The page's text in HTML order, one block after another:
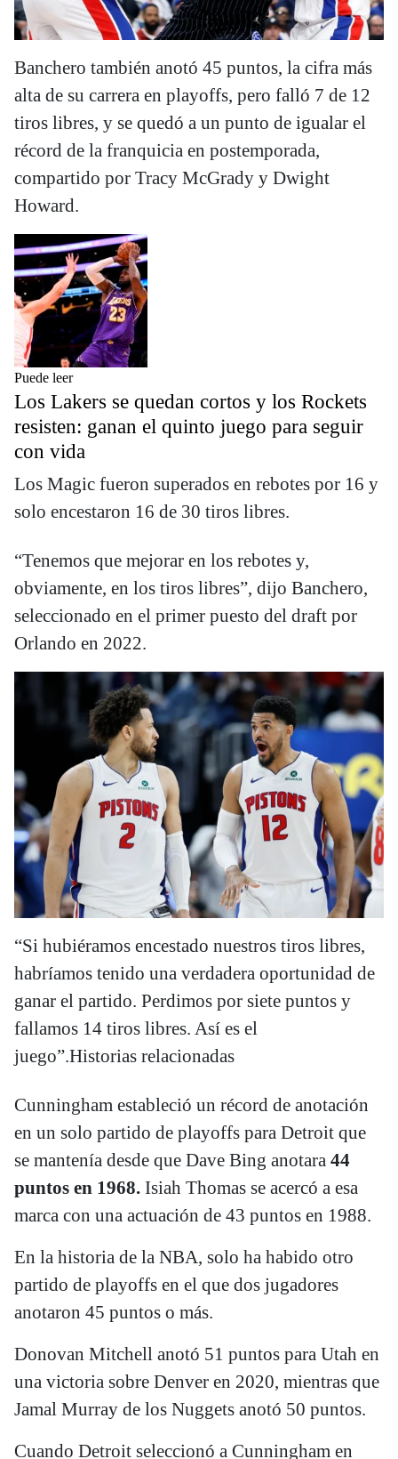
Banchero también anotó 45 puntos, la cifra más
alta de su carrera en playoffs, pero falló 7 de 12
tiros libres, y se quedó a un punto de igualar el
récord de la franquicia en postemporada,
compartido por Tracy McGrady y Dwight
Howard.
Puede leer
Los Lakers se quedan cortos y los Rockets
resisten: ganan el quinto juego para seguir
con vida
Los Magic fueron superados en rebotes por 16 y
solo encestaron 16 de 30 tiros libres.
“Tenemos que mejorar en los rebotes y,
obviamente, en los tiros libres”, dijo Banchero,
seleccionado en el primer puesto del draft por
Orlando en 2022.
“Si hubiéramos encestado nuestros tiros libres,
habríamos tenido una verdadera oportunidad de
ganar el partido. Perdimos por siete puntos y
fallamos 14 tiros libres. Así es el
juego”.Historias relacionadas
Cunningham estableció un récord de anotación
en un solo partido de playoffs para Detroit que
se mantenía desde que Dave Bing anotara 44
puntos en 1968. Isiah Thomas se acercó a esa
marca con una actuación de 43 puntos en 1988.
En la historia de la NBA, solo ha habido otro
partido de playoffs en el que dos jugadores
anotaron 45 puntos o más.
Donovan Mitchell anotó 51 puntos para Utah en
una victoria sobre Denver en 2020, mientras que
Jamal Murray de los Nuggets anotó 50 puntos.
Cuando Detroit seleccionó a Cunningham en